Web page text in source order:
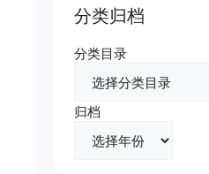
分类归档
分类目录
归档